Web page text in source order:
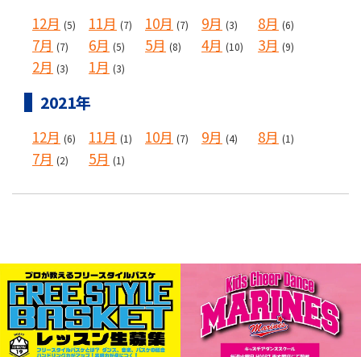
12月 (5) 11月 (7) 10月 (7) 9月 (3) 8月 (6)
7月 (7) 6月 (5) 5月 (8) 4月 (10) 3月 (9)
2月 (3) 1月 (3)
2021年
12月 (6) 11月 (1) 10月 (7) 9月 (4) 8月 (1)
7月 (2) 5月 (1)